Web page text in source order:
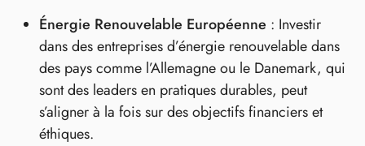
Énergie Renouvelable Européenne : Investir
dans des entreprises d’énergie renouvelable dans
des pays comme l’Allemagne ou le Danemark, qui
sont des leaders en pratiques durables, peut
s’aligner à la fois sur des objectifs financiers et
éthiques.